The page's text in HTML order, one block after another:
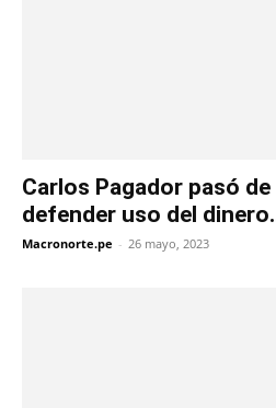
Carlos Pagador pasó
defender uso del
Macronorte.pe - 26 mayo, 2023